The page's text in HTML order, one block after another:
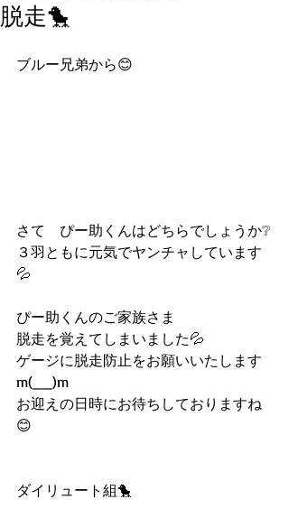
脱走🐤
ブルー兄弟から😊
さて　ぴー助くんはどちらでしょうか❔
３羽ともに元気でヤンチャしています
💦
ぴー助くんのご家族さま
脱走を覚えてしまいました💦
ゲージに脱走防止をお願いいたします
m(__)m
お迎えの日時にお待ちしておりますね
😊
ダイリュート組🐤